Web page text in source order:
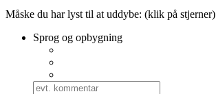
Måske du har lyst til at uddybe: (klik på stjerner)
Sprog og opbygning